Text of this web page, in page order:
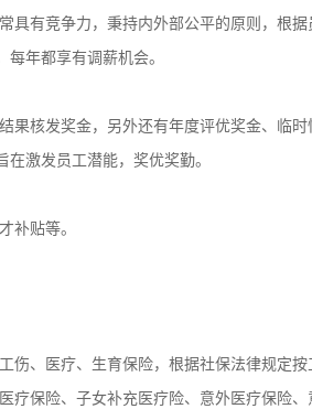
具有竞争力，秉持内外部公平的原则，根
年都享有调薪机会。
果核发奖金，另外还有年度评优奖金、临
激发员工潜能，奖优奖勤。
补贴等。
伤、医疗、生育保险，根据社保法律规定
疗保险、子女补充医疗险、意外医疗保险、